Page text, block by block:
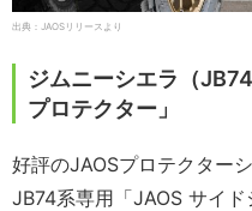
出典：JAOSリリースより
ジムニーシエラ（
プロテクター」
好評のJAOSプロテクター
JB74系専用「JAOS サイ